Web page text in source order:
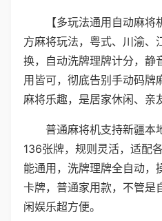
【多玩法通用自动麻
方麻将玩法，粤式、川渝、
换，自动洗牌理牌计分，静
用皆可，彻底告别手动码牌
麻将乐趣，是居家休闲、亲
普通麻将机支持新疆本
136张牌，规则灵活，适配
能通用，洗牌理牌全自动，
卡牌，普通家用款，不管是
闲娱乐超方便。